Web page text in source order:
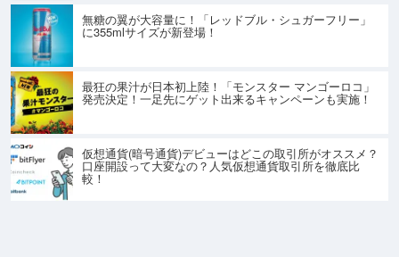
無糖の翼が大容量に！「レッドブル・シュガーフリー」
に355mlサイズが新登場！
最狂の果汁が日本初上陸！「モンスター マンゴーロコ」
発売決定！一足先にゲット出来るキャンペーンも実施！
仮想通貨(暗号通貨)デビューはどこの取引所がオススメ？
口座開設って大変なの？人気仮想通貨取引所を徹底比
較！